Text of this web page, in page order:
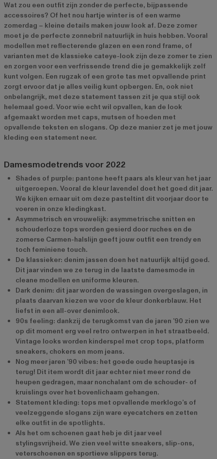
Wat zou een outfit zijn zonder de perfecte, bijpassende
accessoires? Of het nou hartje winter is of een warme
zomerdag – kleine details maken jouw look af. Deze zomer
moet je de perfecte zonnebril natuurlijk in huis hebben. Vooral
modellen met reflecterende glazen en een rond frame, of
varianten met de klassieke cateye-look zijn deze zomer te zien
en zorgen voor een verfrissende trend die je gemakkelijk zelf
kunt volgen. Een rugzak of een grote tas met opvallende print
zorgt ervoor dat je alles veilig kunt opbergen. En, ook niet
onbelangrijk, met deze statement tassen zit je qua stijl ook
helemaal goed. Voor wie echt wil opvallen, kan de look
afgemaakt worden met caps, mutsen of hoeden met
opvallende teksten en slogans. Op deze manier zet je met jouw
kleding een statement neer.
Damesmodetrends voor 2022
Shades of purple: pantone heeft paars als kleur van het jaar
uitgeroepen. Vooral de kleur lavendel doet het goed dit jaar.
We kijken ernaar uit om deze pasteltint dit voorjaar door te
voeren in onze kledingkast.
Asymmetrisch en vrouwelijk: asymmetrische snitten en
schouderloze tops worden gesierd door ruches en de
zomerse Carmen-halslijn geeft jouw outfit een trendy en
toch feminiene touch.
De klassieker: denim jassen doen het natuurlijk altijd goed.
Dit jaar vinden we ze terug in de laatste damesmode in
cleane modellen en uniforme kleuren.
Dark denim: dit jaar worden de wassingen overgeslagen, in
plaats daarvan kiezen we voor de kleur donkerblauw. Het
liefst in een all-over denimlook.
90s feeling: dankzij de terugkomst van de jaren ’90 zien we
op dit moment erg veel retro ontwerpen in het straatbeeld.
Vintage looks worden kinderspel met crop tops, platform
sneakers, chokers en mom jeans.
Nog meer jaren ’90 vibes: het goede oude heuptasje is
terug! Dit item wordt dit jaar echter niet meer rond de
heupen gedragen, maar nonchalant om de schouder- of
kruislings over het bovenlichaam gehangen.
Statement kleding: tops met opvallende merklogo’s of
veelzeggende slogans zijn ware eyecatchers en zetten
elke outfit in de spotlights.
Als het om schoenen gaat heb je dit jaar veel
stylingsvrijheid. We zien veel witte sneakers, slip-ons,
veterschoenen en sportieve slippers terug.